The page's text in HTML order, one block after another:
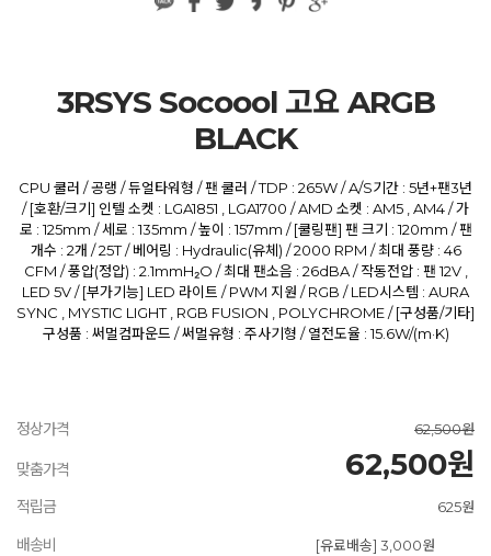
3RSYS Socoool 고요 ARGB
BLACK
CPU 쿨러 / 공랭 / 듀얼타워형 / 팬 쿨러 / TDP : 265W / A/S기간 : 5년+팬3년
/ [호환/크기] 인텔 소켓 : LGA1851 , LGA1700 / AMD 소켓 : AM5 , AM4 / 가
로 : 125mm / 세로 : 135mm / 높이 : 157mm / [쿨링팬] 팬 크기 : 120mm / 팬
개수 : 2개 / 25T / 베어링 : Hydraulic(유체) / 2000 RPM / 최대 풍량 : 46
CFM / 풍압(정압) : 2.1mmH₂O / 최대 팬소음 : 26dBA / 작동전압 : 팬 12V ,
LED 5V / [부가기능] LED 라이트 / PWM 지원 / RGB / LED시스템 : AURA
SYNC , MYSTIC LIGHT , RGB FUSION , POLYCHROME / [구성품/기타]
구성품 : 써멀컴파운드 / 써멀유형 : 주사기형 / 열전도율 : 15.6W/(m·K)
정상가격 62,500원
맞춤가격 62,500원
적립금 625원
배송비
[유료배송] 3,000원